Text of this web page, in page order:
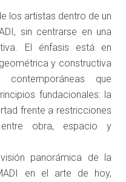
los artistas dentro de un
sin centrarse en una
El énfasis está en
y constructiva
contemporáneas que
fundacionales: la
frente a restricciones
obra, espacio y
panorámica de la
en el arte de hoy,